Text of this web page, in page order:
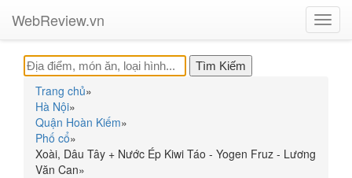
WebReview.vn
Trang chủ»
Hà Nội»
Quận Hoàn Kiếm»
Phố cổ»
Xoài, Dâu Tây + Nước Ép Kiwi Táo - Yogen Fruz - Lương
Văn Can»